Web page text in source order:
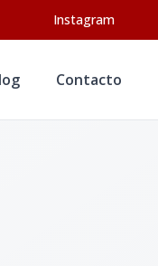
Instagram
Contacto